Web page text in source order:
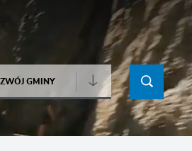
GMINY